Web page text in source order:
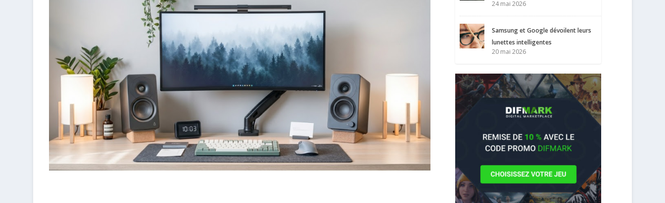
24 mai 2026
Samsung et Google dévoilent leurs
lunettes intelligentes
20 mai 2026